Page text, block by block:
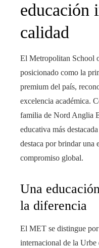
educación
calidad
El Metropolitan School
posicionado como la
premium del país,
excelencia académica.
familia de Nord Anglia
educativa más
destaca por brindar una
compromiso global.
Una
la diferencia
El MET se distingue
internacional de la Urbe